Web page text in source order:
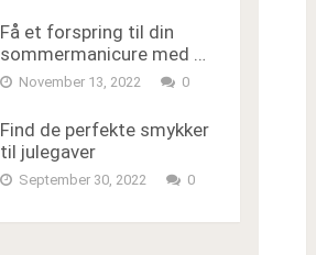
Få et forspring til din
sommermanicure med …
November 13, 2022 0
Find de perfekte smykker
til julegaver
September 30, 2022 0